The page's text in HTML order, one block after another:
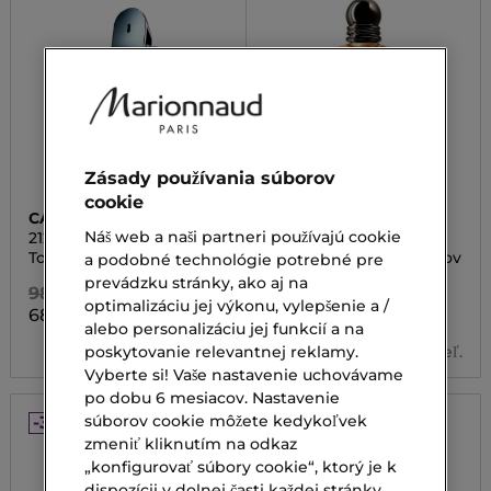
CAROLINA HERRERA
212 HEROES
Toaletná voda
98,00 €
68,60 €
EMPORIO STRONGER
WITH YOU
Toaletná voda pre mužov
130,00 €
Od 61,60 €
3 veľ.
-30% -30%
Zásady používania súborov
cookie
Náš web a naši partneri používajú cookie
a podobné technológie potrebné pre
prevádzku stránky, ako aj na
optimalizáciu jej výkonu, vylepšenie a /
alebo personalizáciu jej funkcií a na
poskytovanie relevantnej reklamy.
Vyberte si! Vaše nastavenie uchovávame
po dobu 6 mesiacov. Nastavenie
súborov cookie môžete kedykoľvek
zmeniť kliknutím na odkaz
„konfigurovať súbory cookie“, ktorý je k